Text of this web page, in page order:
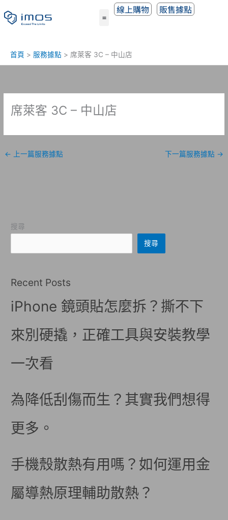
至
線上購物 販售據點
首頁 服務據點 席萊客 3C – 中山店
席萊客 3C – 中山店
← 上一篇服務據點 下一篇服務據點 →
搜尋
搜尋
Recent Posts
iPhone 鏡頭貼怎麼拆？撕不下
來別硬撬，正確工具與安裝教學
一次看
為降低刮傷而生？其實我們想得
更多。
手機殼散熱有用嗎？如何運用金
屬導熱原理輔助散熱？